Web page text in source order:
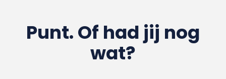
Punt. Of had jij nog
wat?